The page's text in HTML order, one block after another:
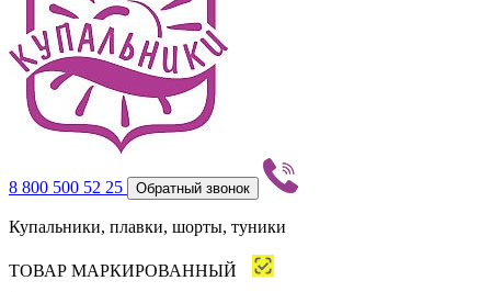
8 800 500 52 25 Обратный звонок
Купальники, плавки, шорты, туники
ТОВАР МАРКИРОВАННЫЙ